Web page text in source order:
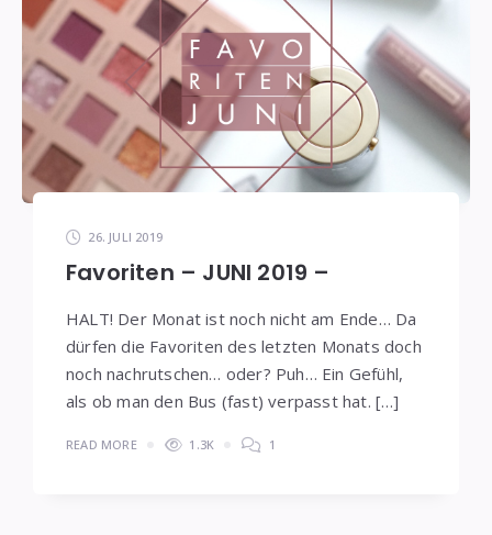
26. JULI 2019
Favoriten – JUNI 2019 –
HALT! Der Monat ist noch nicht am Ende… Da
dürfen die Favoriten des letzten Monats doch
noch nachrutschen… oder? Puh… Ein Gefühl,
als ob man den Bus (fast) verpasst hat. […]
READ MORE 1.3K 1